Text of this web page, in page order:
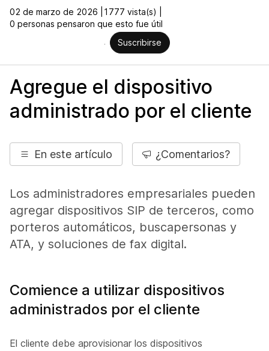
02 de marzo de 2026 |
1777 vista(s) |
0 personas pensaron que esto fue útil
Suscribirse
Agregue el dispositivo
administrado por el cliente
En este artículo ¿Comentarios?
Los administradores empresariales pueden
agregar dispositivos SIP de terceros, como
porteros automáticos, buscapersonas y
ATA, y soluciones de fax digital.
Comience a utilizar dispositivos
administrados por el cliente
El cliente debe aprovisionar los dispositivos